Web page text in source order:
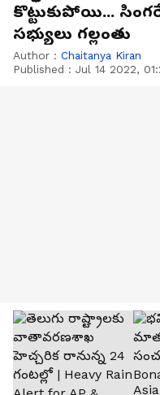
కొట్టుకుపోయి...
సభ్యులు గల్లంతు
Author : Chaitanya Kiran
Published : Jul 14 2022,